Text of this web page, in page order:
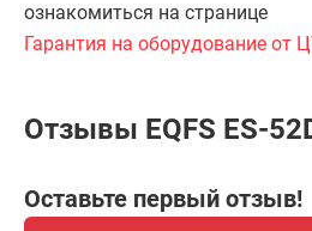
ознакомиться на странице
Гарантия на оборудование от
Отзывы EQFS ES-
Оставьте первый отзыв!